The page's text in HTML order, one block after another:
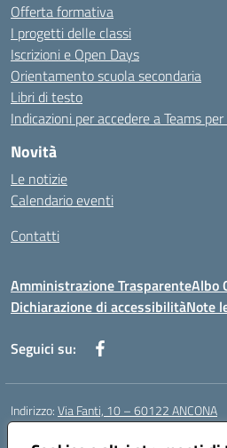
Offerta formativa
I progetti delle classi
Iscrizioni e Open Days
Orientamento scuola secondaria
Libri di testo
Indicazioni per accedere a Teams
Novità
Le notizie
Calendario eventi
Contatti
Amministrazione TrasparenteAlbo
Dichiarazione di accessibilitàNote
Seguici su:
Indirizzo:Via Fanti, 10 – 60122 ANCONA
Centralino: